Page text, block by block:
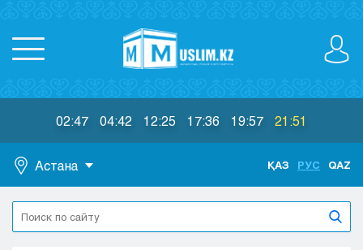
02:47 04:42 12:25 17:36 19:57 21:51
Астана
Астана
Алматы
ҚАЗ РУС QAZ